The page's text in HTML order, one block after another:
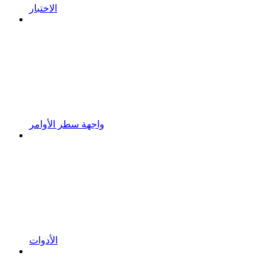
الاختبار
واجهة سطر الأوامر
الأدوات